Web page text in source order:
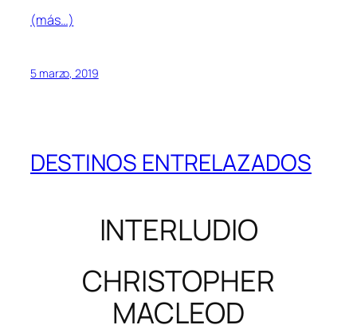
(más…)
5 marzo, 2019
DESTINOS ENTRELAZADOS
INTERLUDIO
CHRISTOPHER
MACLEOD